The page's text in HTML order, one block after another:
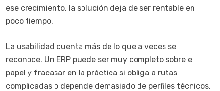
ese crecimiento, la solución deja de ser rentable en
poco tiempo.
La usabilidad cuenta más de lo que a veces se
reconoce. Un ERP puede ser muy completo sobre el
papel y fracasar en la práctica si obliga a rutas
complicadas o depende demasiado de perfiles técnicos.